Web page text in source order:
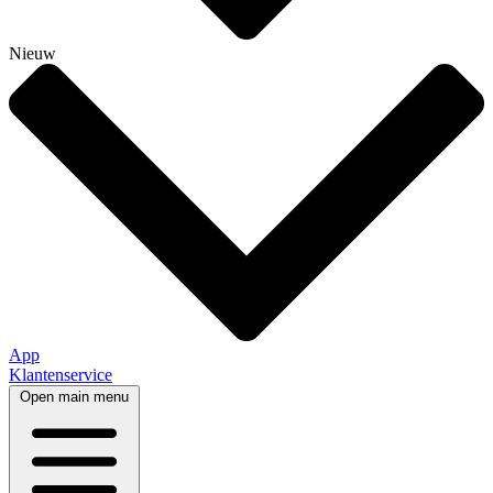
Nieuw
App
Klantenservice
Open main menu